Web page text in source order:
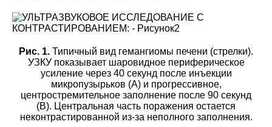
Рис. 1. Типичный вид гемангиомы печени (стрелки).
УЗКУ показывает шаровидное периферическое
усиление через 40 секунд после инъекции
микропузырьков (A) и прогрессивное,
центростремительное заполнение после 90 секунд
(В). Центральная часть поражения остается
неконтрастированной из-за неполного заполнения.